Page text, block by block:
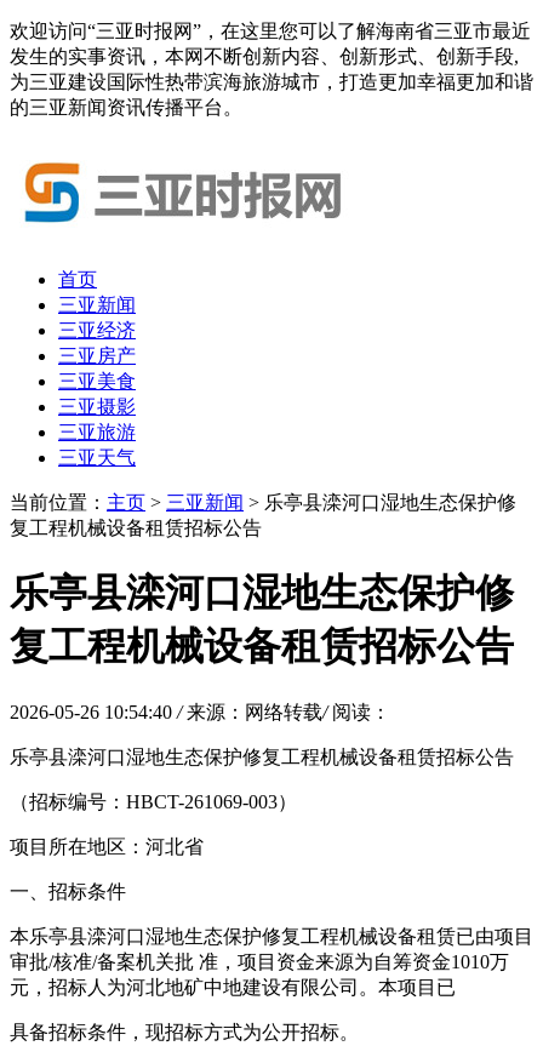
欢迎访问“三亚时报网”，在这里您可以了解海南省三亚市最近
发生的实事资讯，本网不断创新内容、创新形式、创新手段,
为三亚建设国际性热带滨海旅游城市，打造更加幸福更加和谐
的三亚新闻资讯传播平台。
首页
三亚新闻
三亚经济
三亚房产
三亚美食
三亚摄影
三亚旅游
三亚天气
当前位置： 主页 > 三亚新闻 > 乐亭县滦河口湿地生态保护修
复工程机械设备租赁招标公告
乐亭县滦河口湿地生态保护修
复工程机械设备租赁招标公告
2026-05-26 10:54:40 / 来源：网络转载/ 阅读：
乐亭县滦河口湿地生态保护修复工程机械设备租赁招标公告
（招标编号：HBCT-261069-003）
项目所在地区：河北省
一、招标条件
本乐亭县滦河口湿地生态保护修复工程机械设备租赁已由项目
审批/核准/备案机关批 准，项目资金来源为自筹资金1010万
元，招标人为河北地矿中地建设有限公司。本项目已
具备招标条件，现招标方式为公开招标。